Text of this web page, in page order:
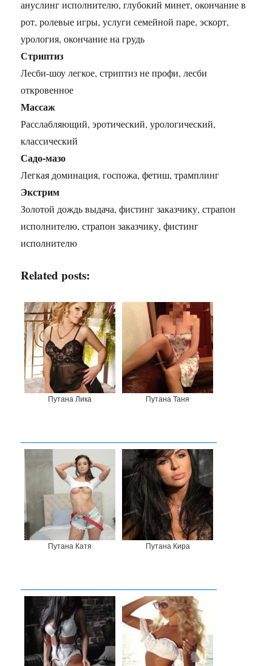
ануслинг исполнителю, глубокий минет, окончание в
рот, ролевые игры, услуги семейной паре, эскорт,
урология, окончание на грудь
Стриптиз
Лесби-шоу легкое, стриптиз не профи, лесби
откровенное
Массаж
Расслабляющий, эротический, урологический,
классический
Садо-мазо
Легкая доминация, госпожа, фетиш, трамплинг
Экстрим
Золотой дождь выдача, фистинг заказчику, страпон
исполнителю, страпон заказчику, фистинг
исполнителю
Related posts:
Путана Лика Путана Таня
Путана Катя Путана Кира